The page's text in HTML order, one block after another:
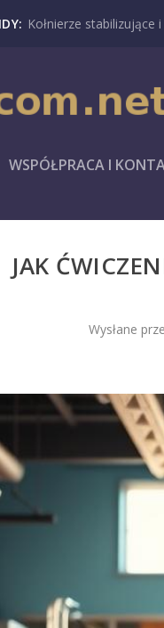
Kołnierze stabilizujące
WSPÓŁPRACA I
JAK
Wysłane